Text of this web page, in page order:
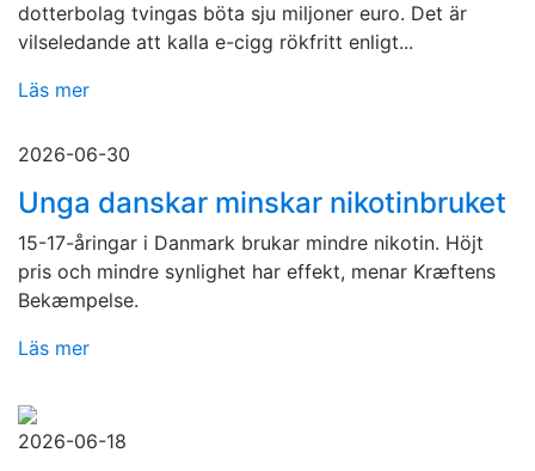
dotterbolag tvingas böta sju miljoner euro. Det är
vilseledande att kalla e-cigg rökfritt enligt...
Läs mer
2026-06-30
Unga danskar minskar nikotinbruket
15-17-åringar i Danmark brukar mindre nikotin. Höjt
pris och mindre synlighet har effekt, menar Kræftens
Bekæmpelse.
Läs mer
2026-06-18